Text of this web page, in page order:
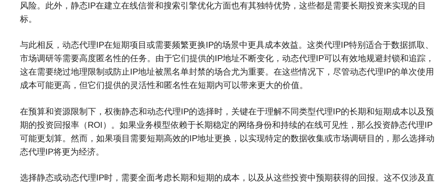
风险。此外，静态IP在建立在线信誉和搜索引擎优化方面也有其独特优势，这些都是需要长期投资来实现的目
标。
与此相反，动态代理IP在短期项目或需要频繁更换IP的场景中更具成本效益。这类代理IP特别适合于数据抓取、
市场调研等需要高度匿名性的任务。由于它们提供的IP地址不断变化，动态代理IP可以有效地规避封锁和追踪，
这在需要绕过地理限制或防止IP地址被黑名单封禁的场合尤为重要。在这些情况下，尽管动态代理IP的单次使用
成本可能更高，但它们提供的灵活性和匿名性在短期内可以带来更大的价值。
在预算和资源限制下，权衡静态和动态代理IP的选择时，关键在于理解不同类型代理IP的长期和短期成本以及预
期的投资回报率（ROI）。如果业务模型依赖于长期稳定的网络身份和持续的在线可见性，那么投资静态代理IP
可能更划算。然而，如果项目需要短期高效的IP地址更换，以实现特定的数据收集或市场调研目的，那么选择动
态代理IP将更为经济。
选择静态或动态代理IP时，需要全面考虑长期和短期的成本，以及从这些投资中预期获得的回报。这不仅涉及直